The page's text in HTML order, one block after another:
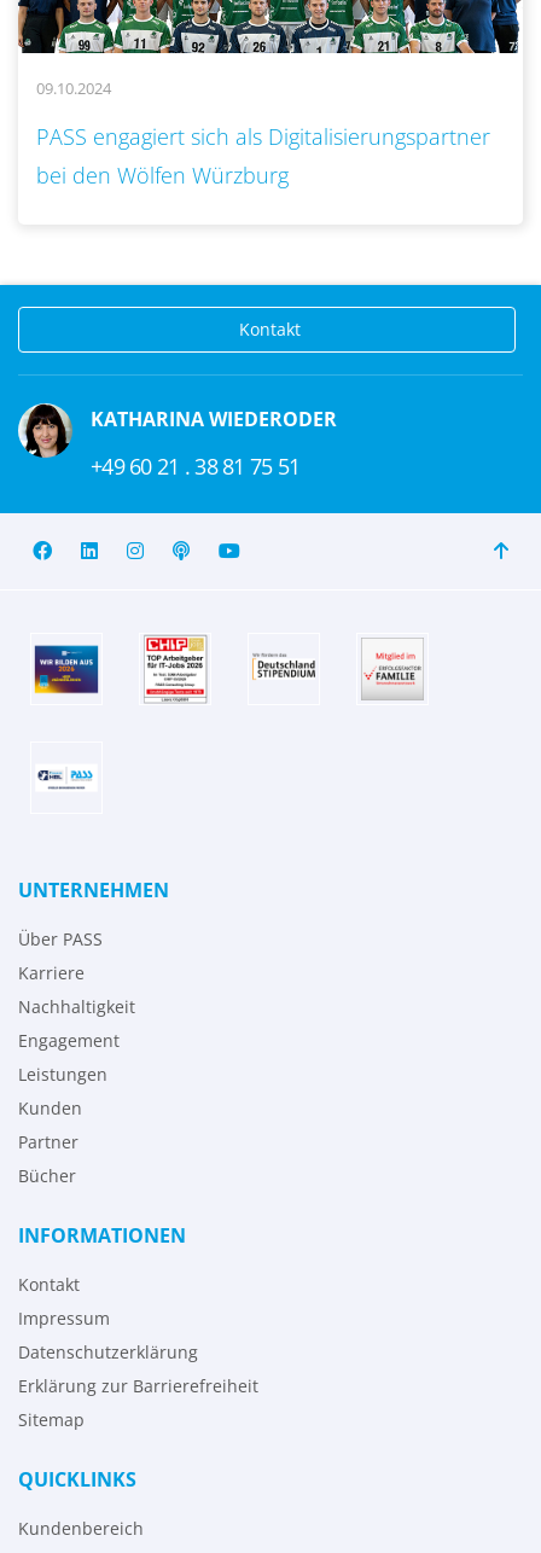
09.10.2024
PASS engagiert sich als Digitalisierungspartner
bei den Wölfen Würzburg
Kontakt
KATHARINA WIEDERODER
+49 60 21 . 38 81 75 51
UNTERNEHMEN
Über PASS
Karriere
Nachhaltigkeit
Engagement
Leistungen
Kunden
Partner
Bücher
INFORMATIONEN
Kontakt
Impressum
Datenschutzerklärung
Erklärung zur Barrierefreiheit
Sitemap
QUICKLINKS
Kundenbereich